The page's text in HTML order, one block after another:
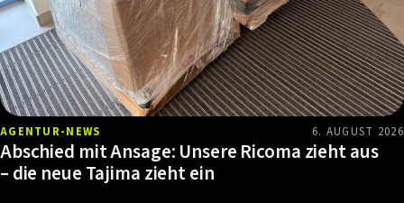
AGENTUR-NEWS 6. AUGUST 2026
Abschied mit Ansage: Unsere Ricoma zieht aus
– die neue Tajima zieht ein